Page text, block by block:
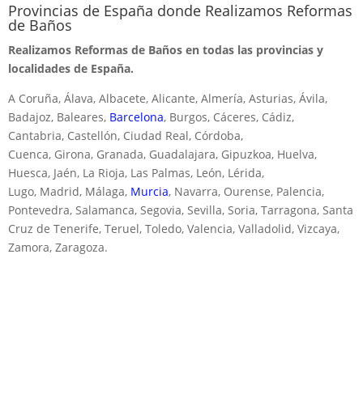
Provincias de España donde Realizamos Reformas
de Baños
Realizamos Reformas de Baños en todas las provincias y
localidades de España.
A Coruña, Álava, Albacete, Alicante, Almería, Asturias, Ávila,
Badajoz, Baleares, Barcelona, Burgos, Cáceres, Cádiz,
Cantabria, Castellón, Ciudad Real, Córdoba,
Cuenca, Girona, Granada, Guadalajara, Gipuzkoa, Huelva,
Huesca, Jaén, La Rioja, Las Palmas, León, Lérida,
Lugo, Madrid, Málaga, Murcia, Navarra, Ourense, Palencia,
Pontevedra, Salamanca, Segovia, Sevilla, Soria, Tarragona, Santa
Cruz de Tenerife, Teruel, Toledo, Valencia, Valladolid, Vizcaya,
Zamora, Zaragoza.